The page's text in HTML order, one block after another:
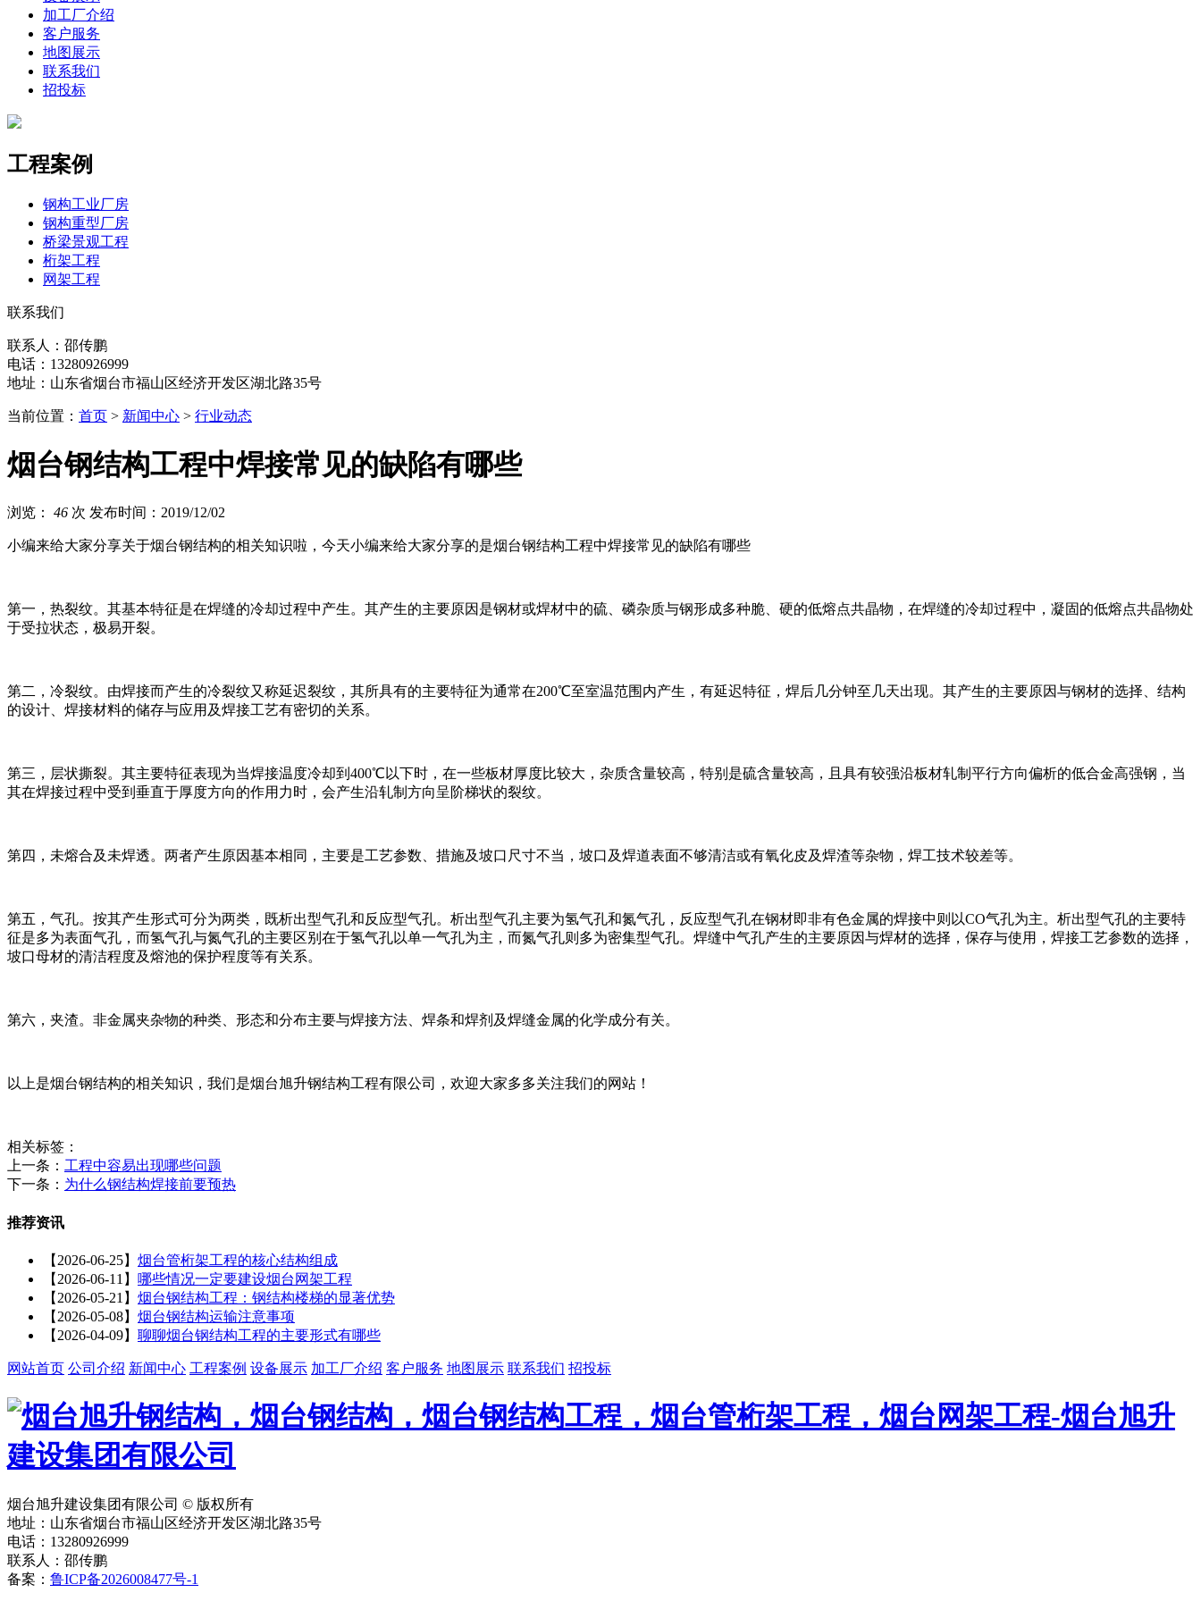
加工厂介绍
客户服务
地图展示
联系我们
招投标
工程案例
钢构工业厂房
钢构重型厂房
桥梁景观工程
桁架工程
网架工程
联系我们
联系人：邵传鹏
电话：13280926999
地址：山东省烟台市福山区经济开发区湖北路35号
当前位置： 首页 > 新闻中心 > 行业动态
烟台钢结构工程中焊接常见的缺陷有哪些
浏览： 46 次 发布时间：2019/12/02
小编来给大家分享关于烟台钢结构的相关知识啦，今天小编来给大家分享的是烟台钢结构工程中焊接常见的缺陷有哪些
第一，热裂纹。其基本特征是在焊缝的冷却过程中产生。其产生的主要原因是钢材或焊材中的硫、磷杂质与钢形成多种脆、硬的低熔点共晶物，在焊缝的冷却过程中，凝固的低熔点共晶物处
于受拉状态，极易开裂。
第二，冷裂纹。由焊接而产生的冷裂纹又称延迟裂纹，其所具有的主要特征为通常在200℃至室温范围内产生，有延迟特征，焊后几分钟至几天出现。其产生的主要原因与钢材的选择、结构
的设计、焊接材料的储存与应用及焊接工艺有密切的关系。
第三，层状撕裂。其主要特征表现为当焊接温度冷却到400℃以下时，在一些板材厚度比较大，杂质含量较高，特别是硫含量较高，且具有较强沿板材轧制平行方向偏析的低合金高强钢，当
其在焊接过程中受到垂直于厚度方向的作用力时，会产生沿轧制方向呈阶梯状的裂纹。
第四，未熔合及未焊透。两者产生原因基本相同，主要是工艺参数、措施及坡口尺寸不当，坡口及焊道表面不够清洁或有氧化皮及焊渣等杂物，焊工技术较差等。
第五，气孔。按其产生形式可分为两类，既析出型气孔和反应型气孔。析出型气孔主要为氢气孔和氮气孔，反应型气孔在钢材即非有色金属的焊接中则以CO气孔为主。析出型气孔的主要特
征是多为表面气孔，而氢气孔与氮气孔的主要区别在于氢气孔以单一气孔为主，而氮气孔则多为密集型气孔。焊缝中气孔产生的主要原因与焊材的选择，保存与使用，焊接工艺参数的选择，
坡口母材的清洁程度及熔池的保护程度等有关系。
第六，夹渣。非金属夹杂物的种类、形态和分布主要与焊接方法、焊条和焊剂及焊缝金属的化学成分有关。
以上是烟台钢结构的相关知识，我们是烟台旭升钢结构工程有限公司，欢迎大家多多关注我们的网站！
相关标签：
上一条： 工程中容易出现哪些问题
下一条： 为什么钢结构焊接前要预热
推荐资讯
【2026-06-25】 烟台管桁架工程的核心结构组成
【2026-06-11】 哪些情况一定要建设烟台网架工程
【2026-05-21】 烟台钢结构工程：钢结构楼梯的显著优势
【2026-05-08】 烟台钢结构运输注意事项
【2026-04-09】 聊聊烟台钢结构工程的主要形式有哪些
网站首页 公司介绍 新闻中心 工程案例 设备展示 加工厂介绍 客户服务 地图展示 联系我们 招投标
烟台旭升建设集团有限公司 © 版权所有
地址：山东省烟台市福山区经济开发区湖北路35号
电话：13280926999
联系人：邵传鹏
备案： 鲁ICP备2026008477号-1